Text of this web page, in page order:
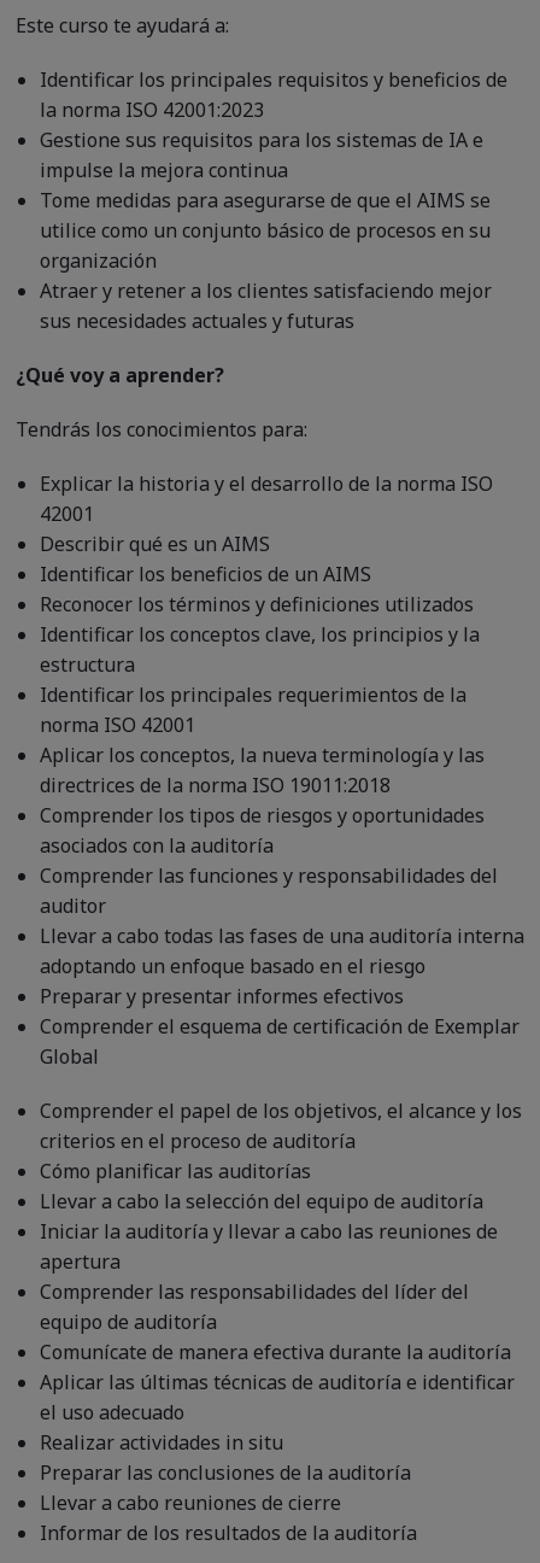
Este curso te ayudará a:
Identificar los principales requisitos y beneficios de
la norma ISO 42001:2023
Gestione sus requisitos para los sistemas de IA e
impulse la mejora continua
Tome medidas para asegurarse de que el AIMS se
utilice como un conjunto básico de procesos en su
organización
Atraer y retener a los clientes satisfaciendo mejor
sus necesidades actuales y futuras
¿Qué voy a aprender?
Tendrás los conocimientos para:
Explicar la historia y el desarrollo de la norma ISO
42001
Describir qué es un AIMS
Identificar los beneficios de un AIMS
Reconocer los términos y definiciones utilizados
Identificar los conceptos clave, los principios y la
estructura
Identificar los principales requerimientos de la
norma ISO 42001
Aplicar los conceptos, la nueva terminología y las
directrices de la norma ISO 19011:2018
Comprender los tipos de riesgos y oportunidades
asociados con la auditoría
Comprender las funciones y responsabilidades del
auditor
Llevar a cabo todas las fases de una auditoría interna
adoptando un enfoque basado en el riesgo
Preparar y presentar informes efectivos
Comprender el esquema de certificación de Exemplar
Global
Comprender el papel de los objetivos, el alcance y los
criterios en el proceso de auditoría
Cómo planificar las auditorías
Llevar a cabo la selección del equipo de auditoría
Iniciar la auditoría y llevar a cabo las reuniones de
apertura
Comprender las responsabilidades del líder del
equipo de auditoría
Comunícate de manera efectiva durante la auditoría
Aplicar las últimas técnicas de auditoría e identificar
el uso adecuado
Realizar actividades in situ
Preparar las conclusiones de la auditoría
Llevar a cabo reuniones de cierre
Informar de los resultados de la auditoría